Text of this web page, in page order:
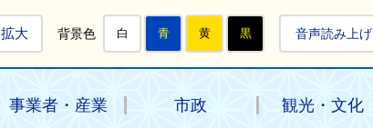
拡大 背景色 白 青 黄 黒 音声読み上げ
事業者・産業 市政 観光・文化